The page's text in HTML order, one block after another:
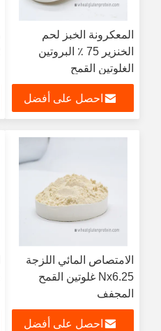
المعكرونة الخبز لحم
الخنزير 75 ٪ البروتين
الغلوتين القمح
احصل على أفضل
الامتصاص المائي اللزجة
Nx6.25 غلوتين القمح
المجفف
احصل على أفضل